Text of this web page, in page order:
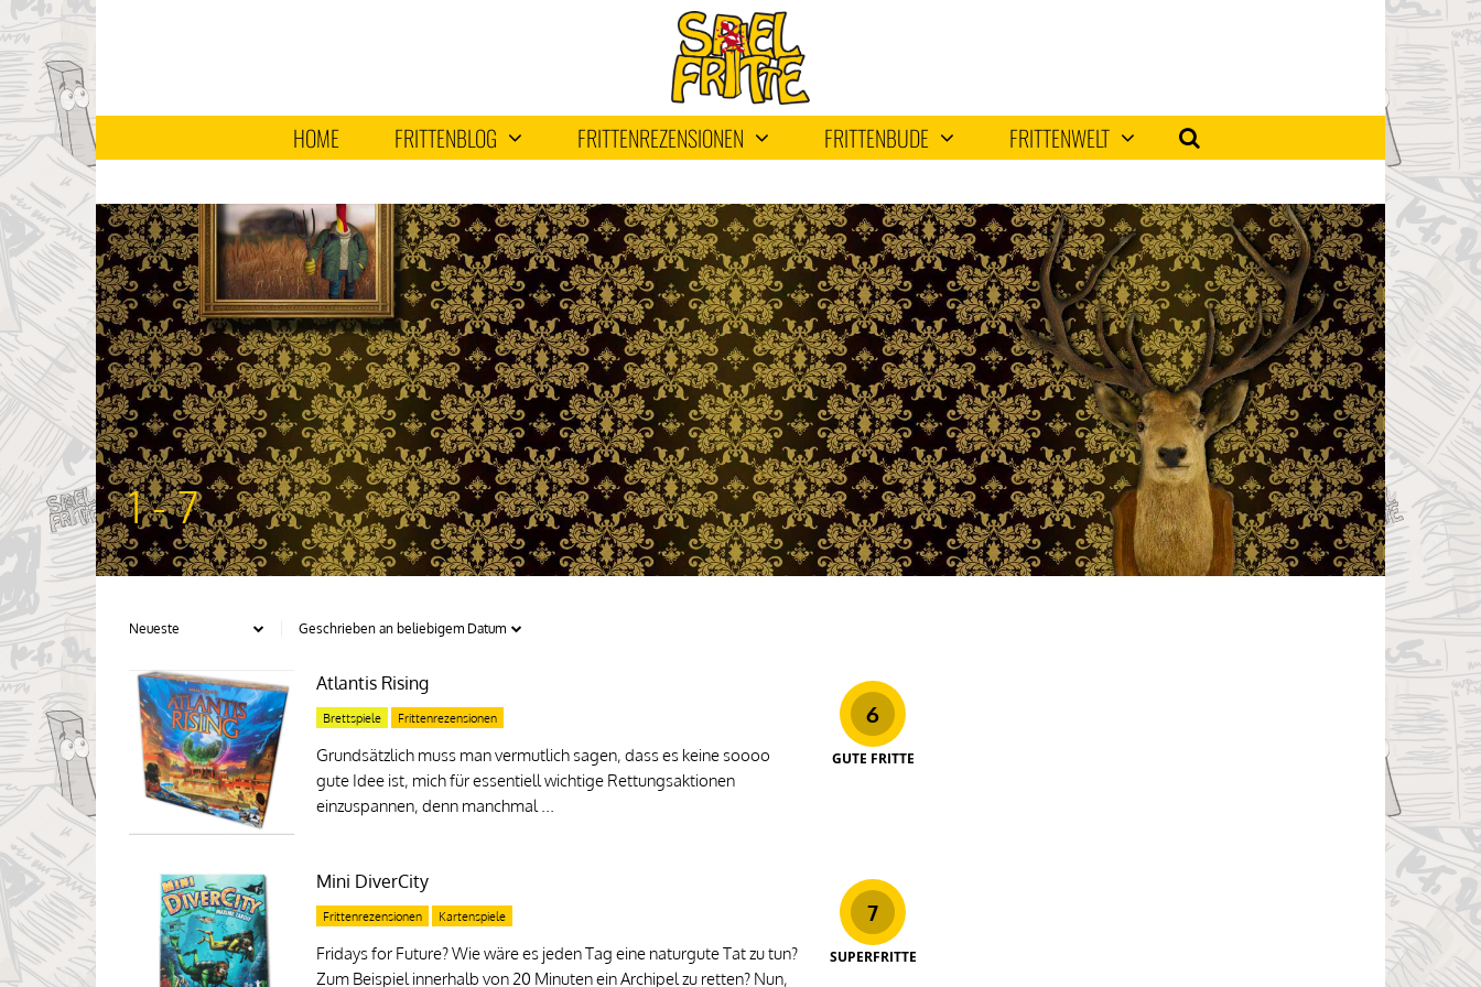
HOME FRITTENBLOG FRITTENREZENSIONEN FRITTENBUDE FRITTENWELT
1 - 7
6
GUTE FRITTE
Atlantis Rising
Brettspiele Frittenrezensionen
Grundsätzlich muss man vermutlich sagen, dass es keine soooo
gute Idee ist, mich für essentiell wichtige Rettungsaktionen
einzuspannen, denn manchmal ...
7
SUPERFRITTE
Mini DiverCity
Frittenrezensionen Kartenspiele
Fridays for Future? Wie wäre es jeden Tag eine naturgute Tat zu tun?
Zum Beispiel innerhalb von 20 Minuten ein Archipel zu retten? Nun,